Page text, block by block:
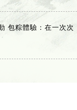
包粽體驗：在一次次